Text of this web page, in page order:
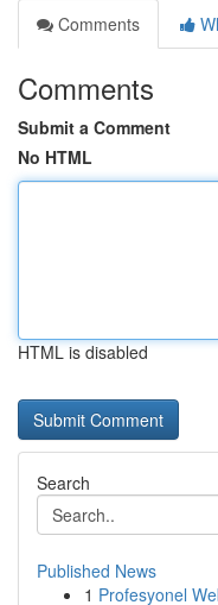
Comments
Comments
Submit a Comment
No HTML
HTML is disabled
Search
Published News
1 Profesyonel